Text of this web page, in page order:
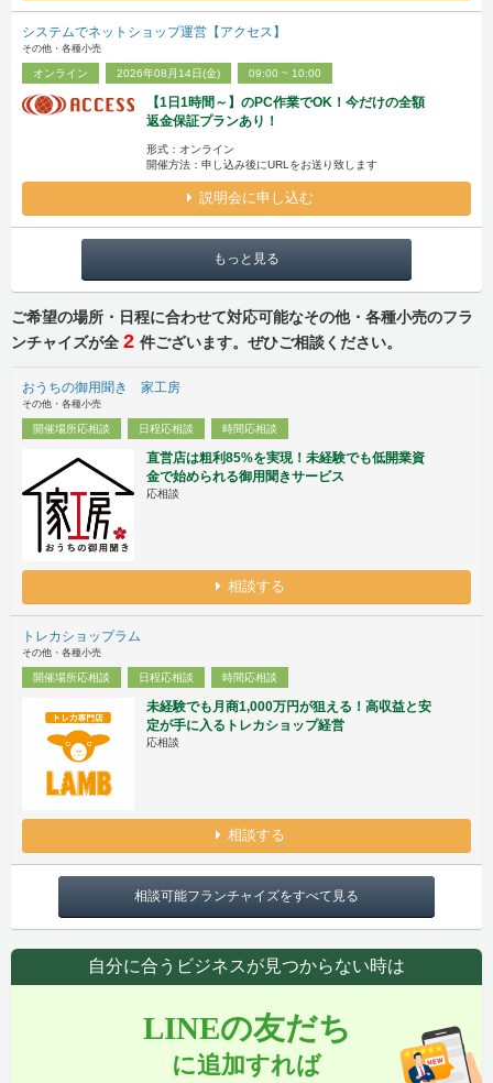
システムでネットショップ運営【アクセス】
その他・各種小売
オンライン 2026年08月14日(金) 09:00 ~ 10:00
【1日1時間～】のPC作業でOK！今だけの全額
返金保証プランあり！
形式：オンライン
開催方法：申し込み後にURLをお送り致します
説明会に申し込む
もっと見る
ご希望の場所・日程に合わせて対応可能なその他・各種小売のフラ
ンチャイズが全 2 件ございます。ぜひご相談ください。
おうちの御用聞き 家工房
その他・各種小売
開催場所応相談 日程応相談 時間応相談
直営店は粗利85%を実現！未経験でも低開業資
金で始められる御用聞きサービス
応相談
相談する
トレカショップラム
その他・各種小売
開催場所応相談 日程応相談 時間応相談
未経験でも月商1,000万円が狙える！高収益と安
定が手に入るトレカショップ経営
応相談
相談する
相談可能フランチャイズをすべて見る
自分に合うビジネスが見つからない時は
LINEの友だち
に追加すれば